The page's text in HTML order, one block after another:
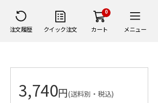
注文履歴 クイック注文
0
カート メニュー
3,740円(送料別・税込)